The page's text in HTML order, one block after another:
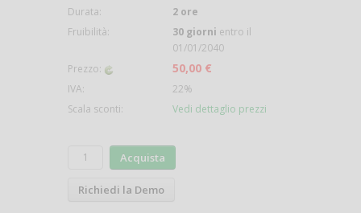
Durata:
2 ore
Fruibilità:
30 giorni entro il
01/01/2040
Prezzo:
50,00 €
IVA:
22%
Scala sconti:
Vedi dettaglio prezzi
Acquista
Richiedi la Demo